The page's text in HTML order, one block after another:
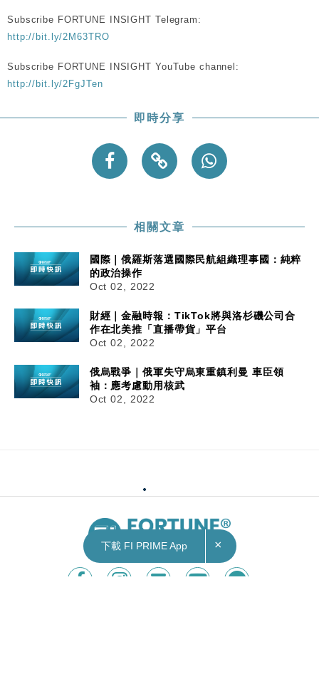
Subscribe FORTUNE INSIGHT Telegram:
http://bit.ly/2M63TRO
Subscribe FORTUNE INSIGHT YouTube channel:
http://bit.ly/2FgJTen
即時分享
相關文章
國際｜俄羅斯落選國際民航組織理事國：純粹
的政治操作
Oct 02, 2022
財經｜金融時報：TikTok將與洛杉磯公司合
作在北美推「直播帶貨」平台
Oct 02, 2022
俄烏戰爭｜俄軍失守烏東重鎮利曼 車臣領
袖：應考慮動用核武
Oct 02, 2022
下載 FI PRIME App ×